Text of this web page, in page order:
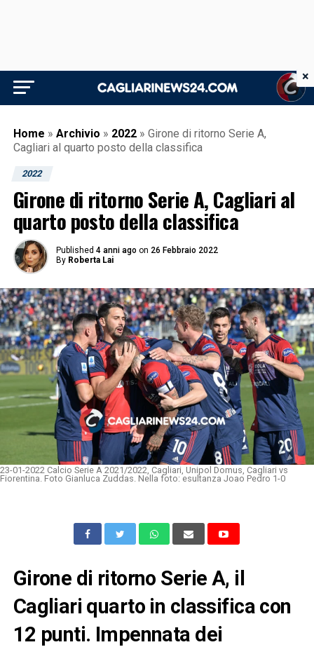
Home » Archivio » 2022 » Girone di ritorno Serie A,
Cagliari al quarto posto della classifica
2022
Girone di ritorno Serie A, Cagliari al
quarto posto della classifica
Published 4 anni ago on 26 Febbraio 2022
By Roberta Lai
23-01-2022 Calcio Serie A 2021/2022, Cagliari, Unipol Domus, Cagliari vs
Fiorentina. Foto Gianluca Zuddas. Nella foto: esultanza Joao Pedro 1-0
Girone di ritorno Serie A, il
Cagliari quarto in classifica con
12 punti. Impennata dei
×